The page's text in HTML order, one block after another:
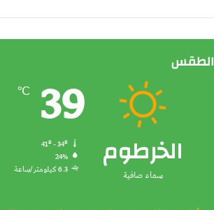
الطقس
الخرطوم
سماء صافية
39
℃
24%
6.3 كيلومتر/ساعة